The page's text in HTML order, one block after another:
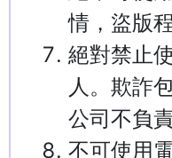
情，盜版
絕對禁止
人。欺詐
公司不負
不可使用